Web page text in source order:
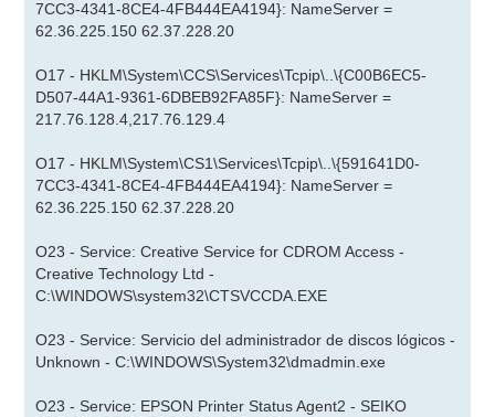
7CC3-4341-8CE4-4FB444EA4194}: NameServer =
62.36.225.150 62.37.228.20
O17 - HKLM\System\CCS\Services\Tcpip\..\{C00B6EC5-
D507-44A1-9361-6DBEB92FA85F}: NameServer =
217.76.128.4,217.76.129.4
O17 - HKLM\System\CS1\Services\Tcpip\..\{591641D0-
7CC3-4341-8CE4-4FB444EA4194}: NameServer =
62.36.225.150 62.37.228.20
O23 - Service: Creative Service for CDROM Access -
Creative Technology Ltd -
C:\WINDOWS\system32\CTSVCCDA.EXE
O23 - Service: Servicio del administrador de discos lógicos -
Unknown - C:\WINDOWS\System32\dmadmin.exe
O23 - Service: EPSON Printer Status Agent2 - SEIKO